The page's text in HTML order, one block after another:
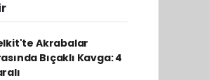
Akrabalar
Bıçaklı Kavga: 4